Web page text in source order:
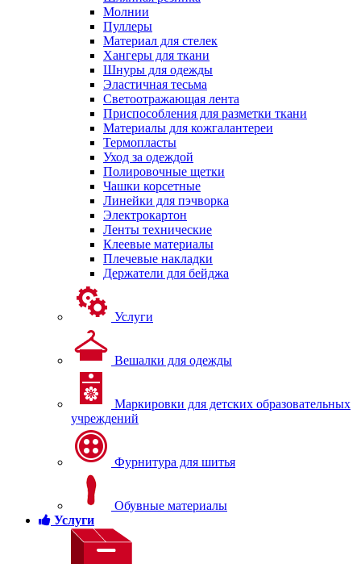
Молнии
Пуллеры
Материал для стелек
Хангеры для ткани
Шнуры для одежды
Эластичная тесьма
Светоотражающая лента
Приспособления для разметки ткани
Материалы для кожгалантереи
Термопласты
Уход за одеждой
Полировочные щетки
Чашки корсетные
Линейки для пэчворка
Электрокартон
Ленты технические
Клеевые материалы
Плечевые накладки
Держатели для бейджа
Услуги
Вешалки для одежды
Маркировки для детских образовательных
учреждений
Фурнитура для шитья
Обувные материалы
Услуги